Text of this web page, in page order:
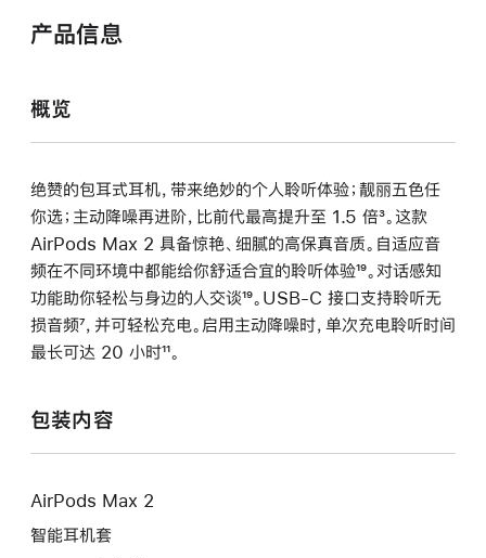
产品信息
概览
绝赞的包耳式耳机，带来绝妙的个人聆听体验；靓丽五色任
你选；主动降噪再进阶，比前代最高提升至 1.5 倍脚
注
³。这款
AirPods Max 2 具备惊艳、细腻的高保真音质。自适应音
频在不同环境中都能给你舒适合宜的聆听体验脚
注
¹⁹。对话感知
功能助你轻松与身边的人交谈脚
注
¹⁹。USB-C 接口支持聆听无
损音频脚
注
⁷，并可轻松充电。启用主动降噪时，单次充电聆听时间
最长可达 20 小时脚
¹¹。
包装内容
AirPods Max 2
智能耳机套